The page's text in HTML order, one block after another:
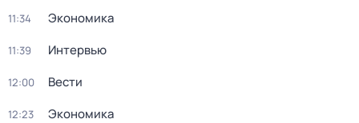
11:34 Экономика
11:39 Интервью
12:00 Вести
12:23 Экономика